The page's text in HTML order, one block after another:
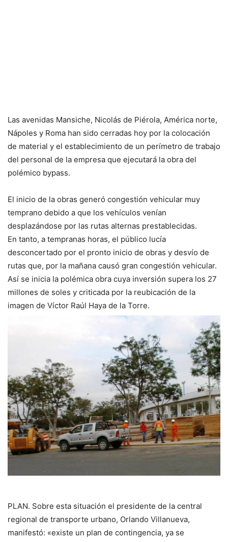
Las avenidas Mansiche, Nicolás de Piérola, América norte,
Nápoles y Roma han sido cerradas hoy por la colocación
de material y el establecimiento de un perímetro de trabajo
del personal de la empresa que ejecutará la obra del
polémico bypass.
El inicio de la obras generó congestión vehicular muy
temprano debido a que los vehículos venían
desplazándose por las rutas alternas prestablecidas.
En tanto, a tempranas horas, el público lucía
desconcertado por el pronto inicio de obras y desvío de
rutas que, por la mañana causó gran congestión vehicular.
Así se inicia la polémica obra cuya inversión supera los 27
millones de soles y criticada por la reubicación de la
imagen de Víctor Raúl Haya de la Torre.
PLAN. Sobre esta situación el presidente de la central
regional de transporte urbano, Orlando Villanueva,
manifestó: «existe un plan de contingencia, ya se